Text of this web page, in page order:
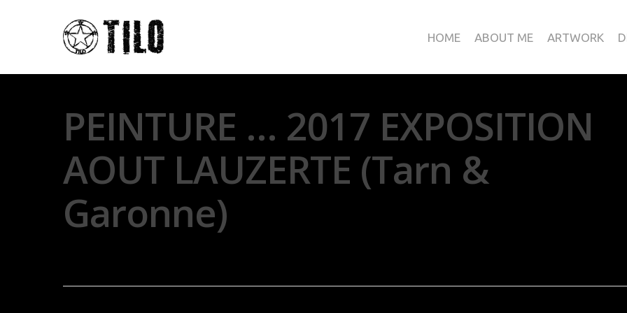
HOME ABOUT ME ARTWORK
PEINTURE … 2017 EXPOSITION
AOUT LAUZERTE (Tarn &
Garonne)